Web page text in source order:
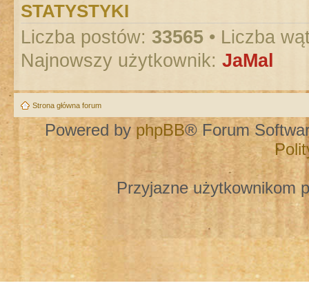
STATYSTYKI
Liczba postów: 33565 • Liczba
Najnowszy użytkownik: JaMal
Strona główna forum
Powered by phpBB® Forum
Przyjazne użytkownikom